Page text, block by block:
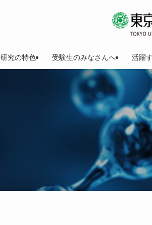
研究の特色 受験生のみなさんへ 活躍